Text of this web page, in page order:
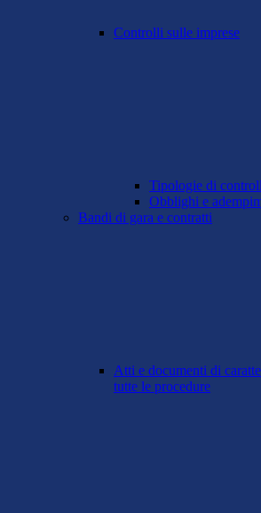
Controlli sulle imprese
Tipologie di
Obblighi e
Bandi di gara e contratti
Atti e documenti di
tutte le procedure